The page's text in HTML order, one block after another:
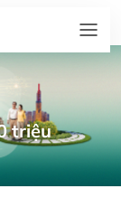
triệu